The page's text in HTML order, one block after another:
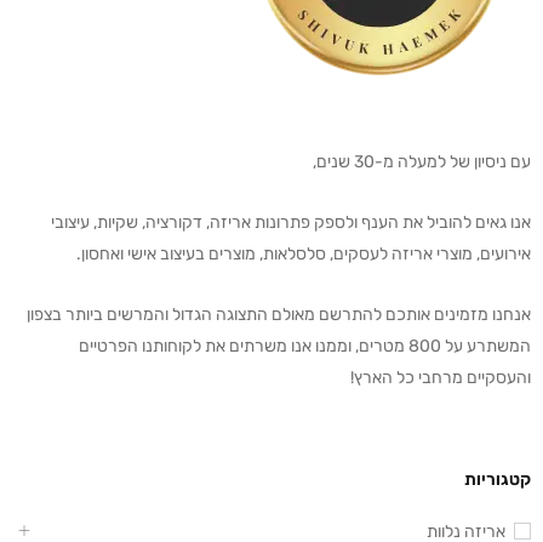
עם ניסיון של למעלה מ-30 שנים,
אנו גאים להוביל את הענף ולספק פתרונות אריזה, דקורציה, שקיות, עיצובי
אירועים, מוצרי אריזה לעסקים, סלסלאות, מוצרים בעיצוב אישי ואחסון.
אנחנו מזמינים אותכם להתרשם מאולם התצוגה הגדול והמרשים ביותר בצפון
המשתרע על 800 מטרים, וממנו אנו משרתים את לקוחותנו הפרטיים
והעסקיים מרחבי כל הארץ!
קטגוריות
אריזה נלוות